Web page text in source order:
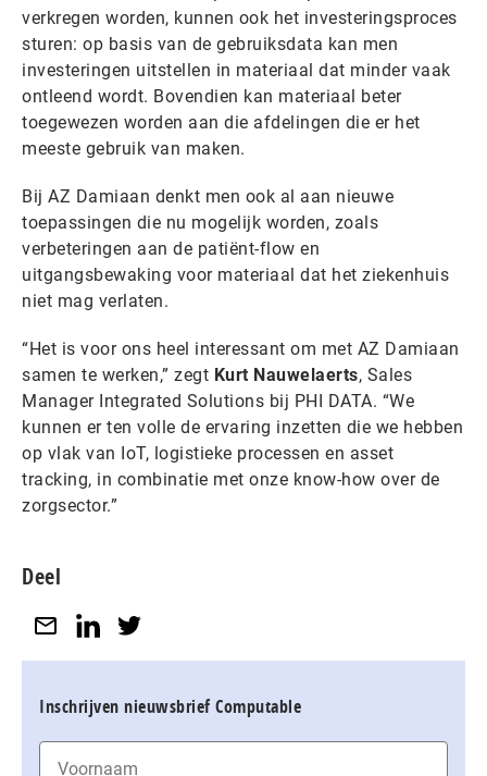
verkregen worden, kunnen ook het investeringsproces
sturen: op basis van de gebruiksdata kan men
investeringen uitstellen in materiaal dat minder vaak
ontleend wordt. Bovendien kan materiaal beter
toegewezen worden aan die afdelingen die er het
meeste gebruik van maken.
Bij AZ Damiaan denkt men ook al aan nieuwe
toepassingen die nu mogelijk worden, zoals
verbeteringen aan de patiënt-flow en
uitgangsbewaking voor materiaal dat het ziekenhuis
niet mag verlaten.
“Het is voor ons heel interessant om met AZ Damiaan
samen te werken,” zegt Kurt Nauwelaerts, Sales
Manager Integrated Solutions bij PHI DATA. “We
kunnen er ten volle de ervaring inzetten die we hebben
op vlak van IoT, logistieke processen en asset
tracking, in combinatie met onze know-how over de
zorgsector.”
Deel
Inschrijven nieuwsbrief Computable